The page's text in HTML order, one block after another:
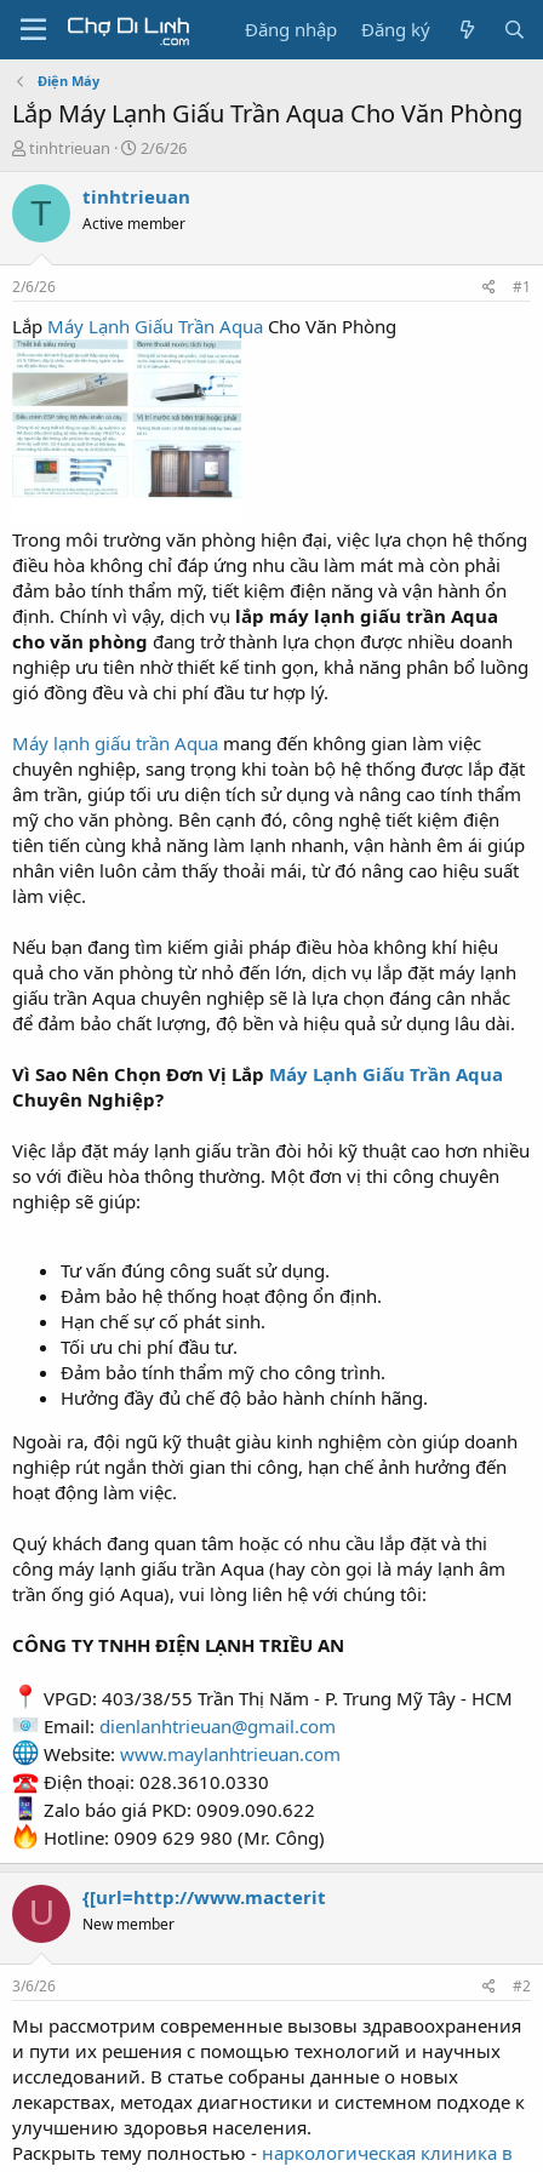
Đăng nhập Đăng ký
Điện Máy
Lắp Máy Lạnh Giấu Trần Aqua Cho Văn Phòng
T
r
a
s
t
a
r
t
e
r
tinhtrieuan
N
à
g
2/6/26
T tinhtrieuan
Active member
2/6/26 #1
Lắp Máy Lạnh Giấu Trần Aqua Cho Văn Phòng
Trong môi trường văn phòng hiện đại, việc lựa chọn hệ thống
điều hòa không chỉ đáp ứng nhu cầu làm mát mà còn phải
đảm bảo tính thẩm mỹ, tiết kiệm điện năng và vận hành ổn
định. Chính vì vậy, dịch vụ lắp máy lạnh giấu trần Aqua
cho văn phòng đang trở thành lựa chọn được nhiều doanh
nghiệp ưu tiên nhờ thiết kế tinh gọn, khả năng phân bổ luồng
gió đồng đều và chi phí đầu tư hợp lý.
Máy lạnh giấu trần Aqua mang đến không gian làm việc
chuyên nghiệp, sang trọng khi toàn bộ hệ thống được lắp đặt
âm trần, giúp tối ưu diện tích sử dụng và nâng cao tính thẩm
mỹ cho văn phòng. Bên cạnh đó, công nghệ tiết kiệm điện
tiên tiến cùng khả năng làm lạnh nhanh, vận hành êm ái giúp
nhân viên luôn cảm thấy thoải mái, từ đó nâng cao hiệu suất
làm việc.
Nếu bạn đang tìm kiếm giải pháp điều hòa không khí hiệu
quả cho văn phòng từ nhỏ đến lớn, dịch vụ lắp đặt máy lạnh
giấu trần Aqua chuyên nghiệp sẽ là lựa chọn đáng cân nhắc
để đảm bảo chất lượng, độ bền và hiệu quả sử dụng lâu dài.
Vì Sao Nên Chọn Đơn Vị Lắp Máy Lạnh Giấu Trần Aqua
Chuyên Nghiệp?
Việc lắp đặt máy lạnh giấu trần đòi hỏi kỹ thuật cao hơn nhiều
so với điều hòa thông thường. Một đơn vị thi công chuyên
nghiệp sẽ giúp:
Tư vấn đúng công suất sử dụng.
Đảm bảo hệ thống hoạt động ổn định.
Hạn chế sự cố phát sinh.
Tối ưu chi phí đầu tư.
Đảm bảo tính thẩm mỹ cho công trình.
Hưởng đầy đủ chế độ bảo hành chính hãng.
Ngoài ra, đội ngũ kỹ thuật giàu kinh nghiệm còn giúp doanh
nghiệp rút ngắn thời gian thi công, hạn chế ảnh hưởng đến
hoạt động làm việc.
Quý khách đang quan tâm hoặc có nhu cầu lắp đặt và thi
công máy lạnh giấu trần Aqua (hay còn gọi là máy lạnh âm
trần ống gió Aqua), vui lòng liên hệ với chúng tôi:
CÔNG TY TNHH ĐIỆN LẠNH TRIỀU AN
VPGD: 403/38/55 Trần Thị Năm - P. Trung Mỹ Tây - HCM
Email: dienlanhtrieuan@gmail.com
Website: www.maylanhtrieuan.com
Điện thoại: 028.3610.0330
Zalo báo giá PKD: 0909.090.622
Hotline: 0909 629 980 (Mr. Công)
U {[url=http://www.macterit
New member
3/6/26 #2
Мы рассмотрим современные вызовы здравоохранения
и пути их решения с помощью технологий и научных
исследований. В статье собраны данные о новых
лекарствах, методах диагностики и системном подходе к
улучшению здоровья населения.
Раскрыть тему полностью - наркологическая клиника в